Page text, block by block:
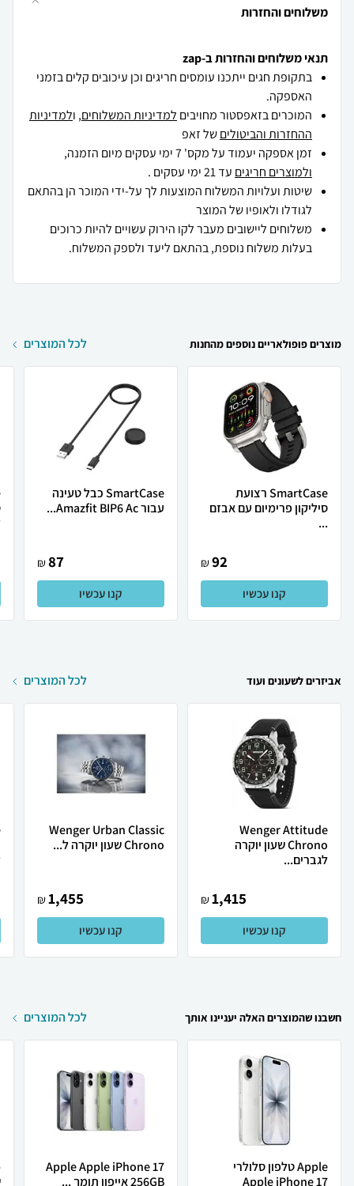
משלוחים והחזרות
תנאי משלוחים והחזרות ב-zap
בתקופת חגים ייתכנו עומסים חריגים וכן עיכובים קלים בזמני
האספקה.
המוכרים בזאפסטור מחויבים למדיניות המשלוחים, ולמדיניות
ההחזרות והביטוליםשל זאפ
זמן אספקה יעמוד על מקס' 7 ימי עסקים מיום הזמנה,
ולמוצרים חריגים עד 21 ימי עסקים .
שיטות ועלויות המשלוח המוצעות לך על-ידי המוכר הן בהתאם
לגודלו ולאופיו של המוצר
משלוחים ליישובים מעבר לקו הירוק עשויים להיות כרוכים
בעלות משלוח נוספת, בהתאם ליעד ולספק המשלוח.
מוצרים פופולאריים נוספים מהחנות לכל המוצרים
SmartCase רצועת
סיליקון פרימיום עם אבזם
...
92
₪
קנו עכשיו
SmartCase כבל טעינה
עבור Amazfit BIP6 Ac...
87
₪
קנו עכשיו
אביזרים לשעונים ועוד לכל המוצרים
Wenger Attitude
Chrono שעון יוקרה
לגברים...
1,415
₪
קנו עכשיו
Wenger Urban Classic
Chrono שעון יוקרה ל...
1,455
₪
קנו עכשיו
חשבנו שהמוצרים האלה יעניינו אותך לכל המוצרים
Apple טלפון סלולרי
Apple iPhone 17
Apple Apple iPhone 17
256GB אייפון תומך ...